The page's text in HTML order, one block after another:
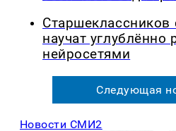
Старшеклассников
научат углублённо
нейросетями
Следующая
Новости СМИ2